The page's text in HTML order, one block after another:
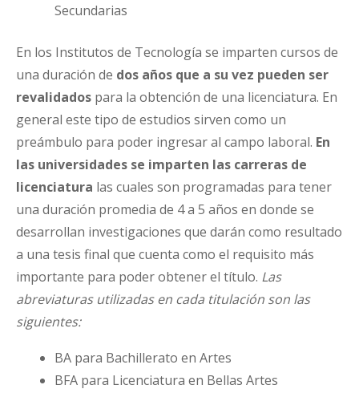
Secundarias
En los Institutos de Tecnología se imparten cursos de
una duración de dos años que a su vez pueden ser
revalidados para la obtención de una licenciatura. En
general este tipo de estudios sirven como un
preámbulo para poder ingresar al campo laboral. En
las universidades se imparten las carreras de
licenciatura las cuales son programadas para tener
una duración promedia de 4 a 5 años en donde se
desarrollan investigaciones que darán como resultado
a una tesis final que cuenta como el requisito más
importante para poder obtener el título. Las
abreviaturas utilizadas en cada titulación son las
siguientes:
BA para Bachillerato en Artes
BFA para Licenciatura en Bellas Artes